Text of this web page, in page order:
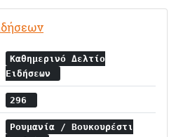
Καθημερινό Δελτίο
Ειδήσεων
296
Ρουμανία / Βουκουρέστι